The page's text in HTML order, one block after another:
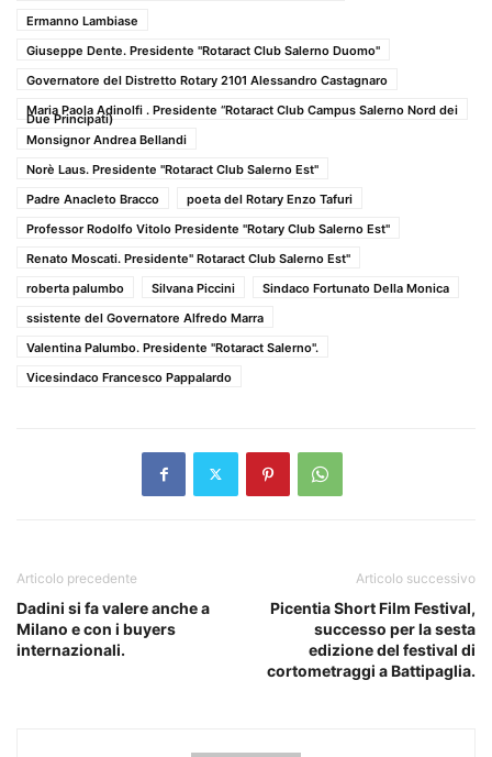
Ermanno Lambiase
Giuseppe Dente. Presidente "Rotaract Club Salerno Duomo"
Governatore del Distretto Rotary 2101 Alessandro Castagnaro
Maria Paola Adinolfi . Presidente “Rotaract Club Campus Salerno Nord dei
Due Principati)
Monsignor Andrea Bellandi
Norè Laus. Presidente "Rotaract Club Salerno Est"
Padre Anacleto Bracco
poeta del Rotary Enzo Tafuri
Professor Rodolfo Vitolo Presidente "Rotary Club Salerno Est"
Renato Moscati. Presidente" Rotaract Club Salerno Est"
roberta palumbo
Silvana Piccini
Sindaco Fortunato Della Monica
ssistente del Governatore Alfredo Marra
Valentina Palumbo. Presidente "Rotaract Salerno".
Vicesindaco Francesco Pappalardo
Articolo precedente
Dadini si fa valere anche a
Milano e con i buyers
internazionali.
Articolo successivo
Picentia Short Film Festival,
successo per la sesta
edizione del festival di
cortometraggi a Battipaglia.